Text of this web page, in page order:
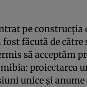
pe construcţia
făcută de
să acceptăm
proiectarea
unice şi anume